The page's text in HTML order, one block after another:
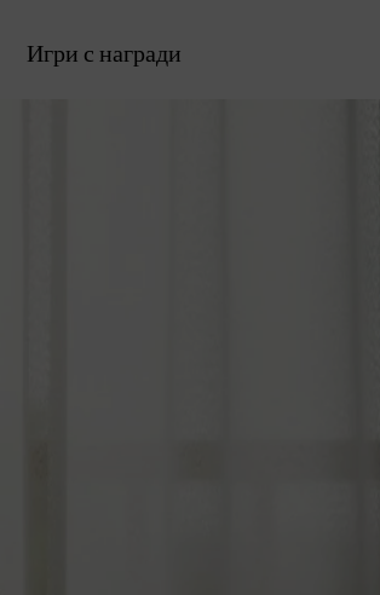
Игри с награди